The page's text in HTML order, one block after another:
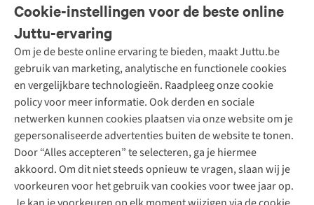
Cookie-instellingen voor de beste online
Juttu-ervaring
Om je de beste online ervaring te bieden, maakt Juttu.be
gebruik van marketing, analytische en functionele cookies
en vergelijkbare technologieën. Raadpleeg onze cookie
policy voor meer informatie. Ook derden en sociale
netwerken kunnen cookies plaatsen via onze website om je
gepersonaliseerde advertenties buiten de website te tonen.
Door “Alles accepteren” te selecteren, ga je hiermee
akkoord. Om dit niet steeds opnieuw te vragen, slaan wij je
voorkeuren voor het gebruik van cookies voor twee jaar op.
Bestellen
Betalen
10% studentenkorting
Klarna - achteraf betalen
Levering
Retourneren
Bestelling herroepen
Garantie
Contact
Onze diensten
Tweedehands - ReJUsed
Kledingatelier
Personal shopping
Textielbox
Events / workshops
Juttu
Over ons
Juttu Friends
Inspiratie
Werken bij Juttu
Onze winkels
De wereld van Juttu
Verantwoord ondernemen
Merken
Nathalie Vleeschouwer
Selected dames
HKLiving
Dickies
Sessùn
Meld je aan voor de nieuwsbrief
Follow us